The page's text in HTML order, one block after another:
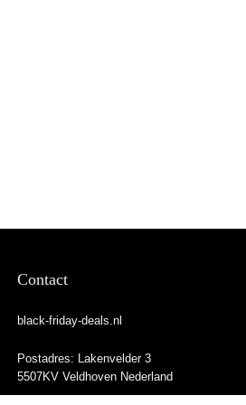
Contact
black-friday-deals.nl
Postadres: Lakenvelder 3
5507KV Veldhoven Nederland